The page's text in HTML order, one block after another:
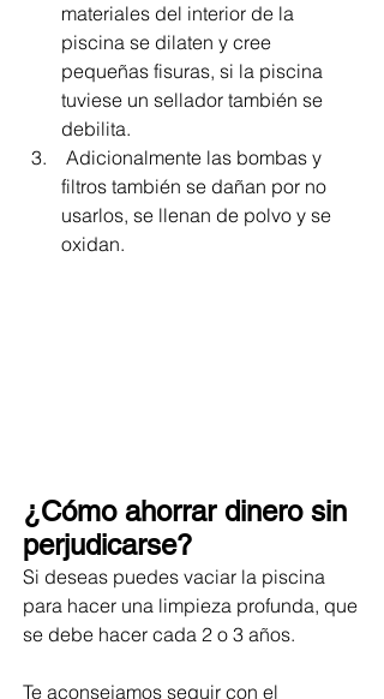
materiales del interior de la
piscina se dilaten y cree
pequeñas fisuras, si la piscina
tuviese un sellador también se
debilita.
filtros también se dañan por no
usarlos, se llenan de polvo y se
oxidan.
¿Cómo ahorrar dinero sin
perjudicarse?
Si deseas puedes vaciar la piscina
para hacer una limpieza profunda, que
se debe hacer cada 2 o 3 años.
Te aconsejamos seguir con el